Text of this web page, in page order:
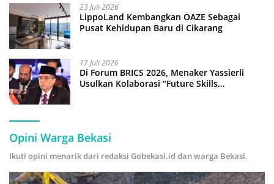
23 Juli 2026
LippoLand Kembangkan OAZE Sebagai
Pusat Kehidupan Baru di Cikarang
17 Juli 2026
Di Forum BRICS 2026, Menaker Yassierli
Usulkan Kolaborasi “Future Skills
Opini Warga Bekasi
Ikuti opini menarik dari redaksi Gobekasi.id dan warga Bekasi.